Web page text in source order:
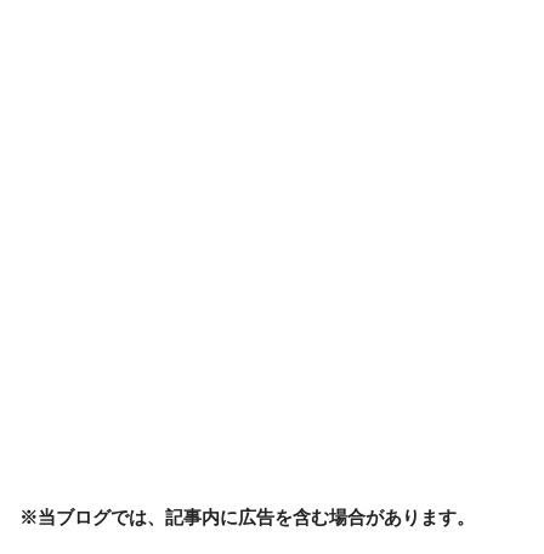
※当ブログでは、記事内に広告を含む場合があります。